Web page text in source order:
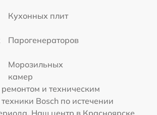
Кухонных плит
Парогенераторов
Морозильных
камер
и техническим
Bosch по истечении
Наш центр в Красноярске